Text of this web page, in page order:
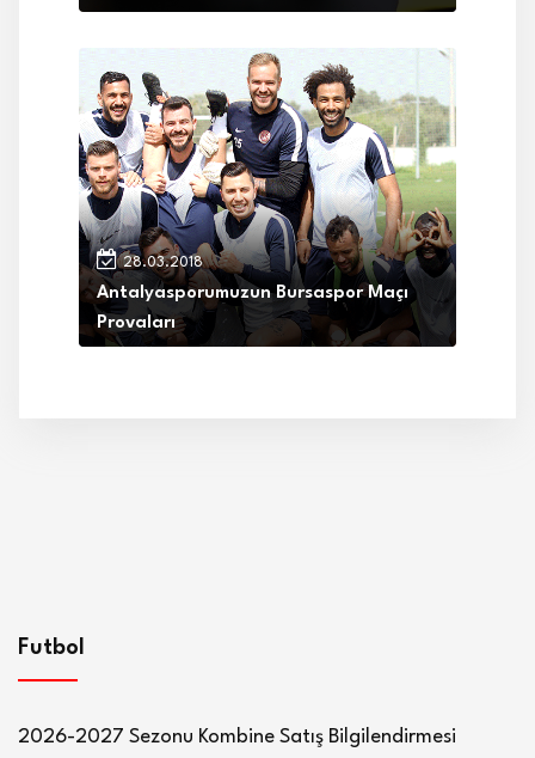
28.03.2018
Antalyasporumuzun Bursaspor Maçı
Provaları
Futbol
2026-2027 Sezonu Kombine Satış Bilgilendirmesi